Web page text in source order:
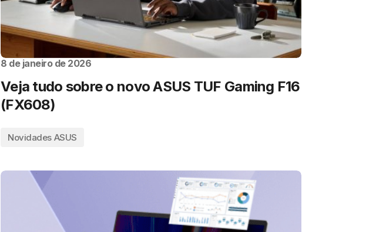
8 de janeiro de 2026
Veja tudo sobre o novo ASUS TUF Gaming F16
(FX608)
Novidades ASUS